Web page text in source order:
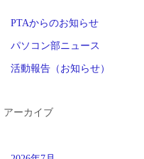
PTAからのお知らせ
パソコン部ニュース
活動報告（お知らせ）
アーカイブ